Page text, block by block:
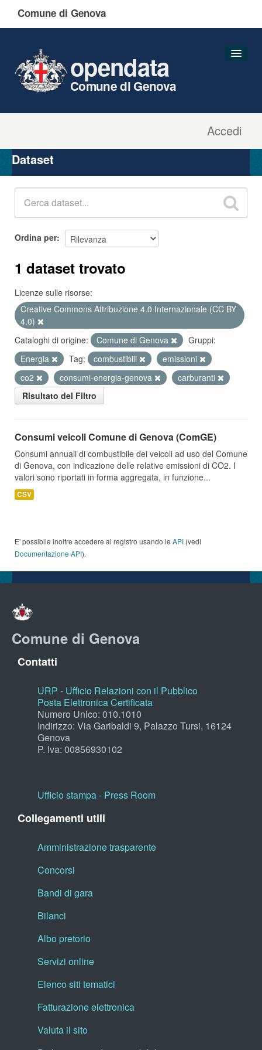
Comune di Genova
Accedi
opendata
Comune di Genova
Organizzazioni
Gruppi
Dataset
Ordina per
1 dataset trovato
Licenze sulle risorse:
Creative Commons Attribuzione 4.0 Internazionale (CC BY
4.0)
Cataloghi di origine:
Comune di Genova
Gruppi:
Energia
Tag: combustibili
emissioni
co2
consumi-energia-genova
carburanti
Risultato del Filtro
Consumi veicoli Comune di Genova (ComGE)
Consumi annuali di combustibile dei veicoli ad uso del Comune
di Genova, con indicazione delle relative emissioni di CO2. I
valori sono riportati in forma aggregata, in funzione...
CSV
E' possibile inoltre accedere al registro usando le API (vedi
Documentazione API).
Comune di Genova
Contatti
URP - Ufficio Relazioni con il Pubblico
Posta Elettronica Certificata
Numero Unico: 010.1010
Indirizzo: Via Garibaldi 9, Palazzo Tursi, 16124
Genova
P. Iva: 00856930102
Ufficio stampa - Press Room
Collegamenti utili
Amministrazione trasparente
Concorsi
Bandi di gara
Bilanci
Albo pretorio
Servizi online
Elenco siti tematici
Fatturazione elettronica
Valuta il sito